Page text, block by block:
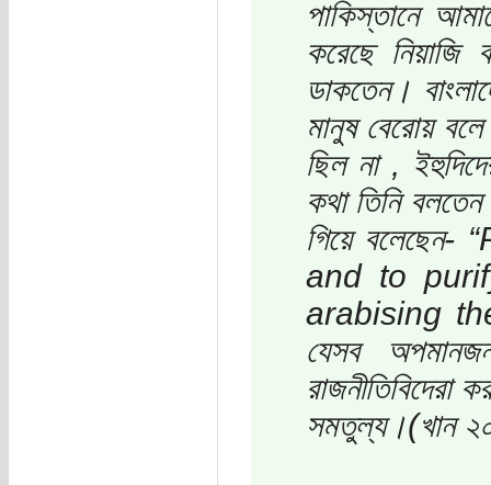
পাকিস্তানে
করেছে নিয়াজি
ডাকতেন।
মানুষ বেরোয় বলে
ছিল না ,
কথা তিনি
গিয়ে
and to
arabising the
যেসব
রাজনীতিবিদেরা
সমতুল্য।(খান